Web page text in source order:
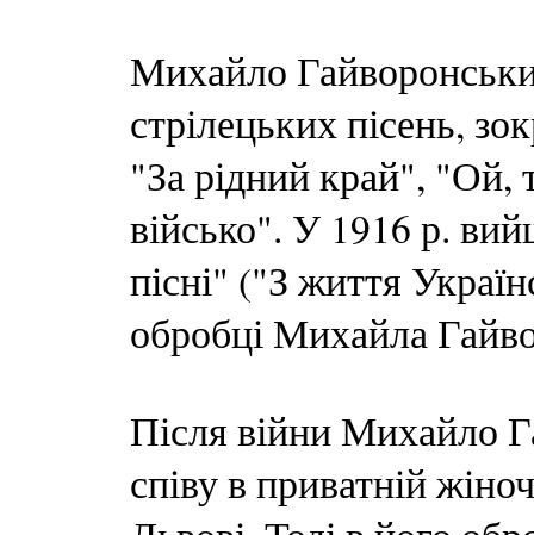
Михайло
стрілецьких пісень,
"За рідний край", "Ой,
військо". У 1916 р.
пісні" ("З життя
обробці Михайла
Після війни Михайло
співу в приватній